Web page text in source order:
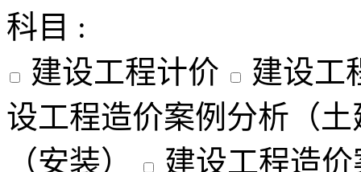
科目 :
建设工程计价
建设工
设工程造价案例分析（土
（安装）
建设工程造